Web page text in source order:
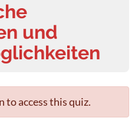
und
to access this quiz.